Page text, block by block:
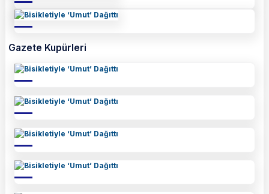
Gazete Kupürleri